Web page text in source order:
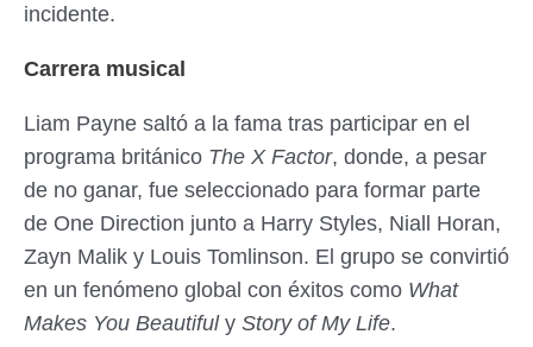
incidente.
Carrera musical
Liam Payne saltó a la fama tras participar en el
programa británico The X Factor, donde, a pesar
de no ganar, fue seleccionado para formar parte
de One Direction junto a Harry Styles, Niall Horan,
Zayn Malik y Louis Tomlinson. El grupo se convirtió
en un fenómeno global con éxitos como What
Makes You Beautifuly Story of My Life.